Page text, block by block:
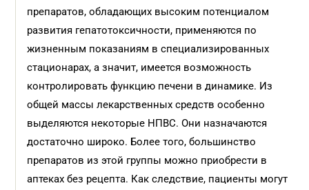
препаратов, обладающих высоким потенциалом
развития гепатотоксичности, применяются по
жизненным показаниям в специализированных
стационарах, а значит, имеется возможность
контролировать функцию печени в динамике. Из
общей массы лекарственных средств особенно
выделяются некоторые НПВС. Они назначаются
достаточно широко. Более того, большинство
препаратов из этой группы можно приобрести в
аптеках без рецепта. Как следствие, пациенты могут